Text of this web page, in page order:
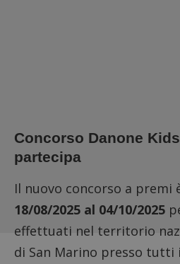
Concorso Danone
partecipa
Il nuovo concorso a premi
18/08/2025 al 04/10/2025
effettuati nel territorio
di San Marino presso